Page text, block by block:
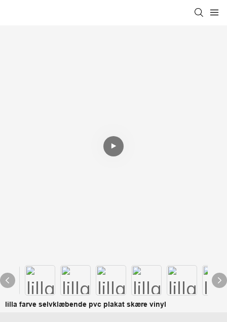
lilla farve selvklæbende pvc plakat skære vinyl